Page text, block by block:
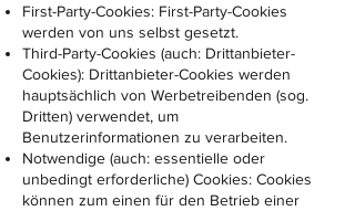
First-Party-Cookies: First-Party-Cookies
werden von uns selbst gesetzt.
Third-Party-Cookies (auch: Drittanbieter-
Cookies): Drittanbieter-Cookies werden
hauptsächlich von Werbetreibenden (sog.
Dritten) verwendet, um
Benutzerinformationen zu verarbeiten.
Notwendige (auch: essentielle oder
unbedingt erforderliche) Cookies: Cookies
können zum einen für den Betrieb einer